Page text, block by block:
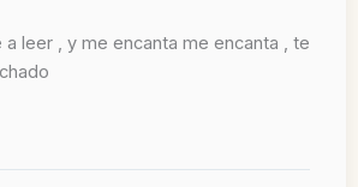
leer , y me encanta me encanta , te